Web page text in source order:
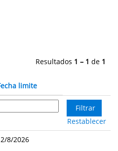
Resultados 1 – 1 de 1
limite
Restablecer
8/2026